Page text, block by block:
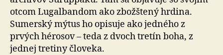
otcom Lugalbandom ako zbožštený hrdina.
Sumerský mýtus ho opisuje ako jedného z
prvých hérosov – teda z dvoch tretín boha, z
jednej tretiny človeka.